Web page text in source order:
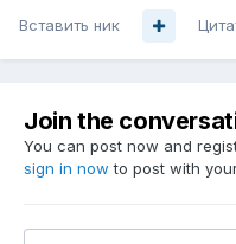
Вставить ник
Join the
You can post now and
sign in now to post with